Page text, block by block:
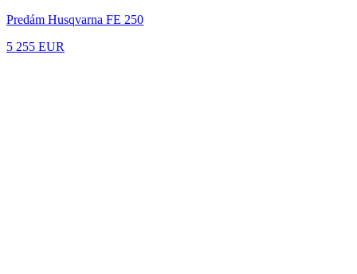
Predám Husqvarna FE 250
5 255 EUR